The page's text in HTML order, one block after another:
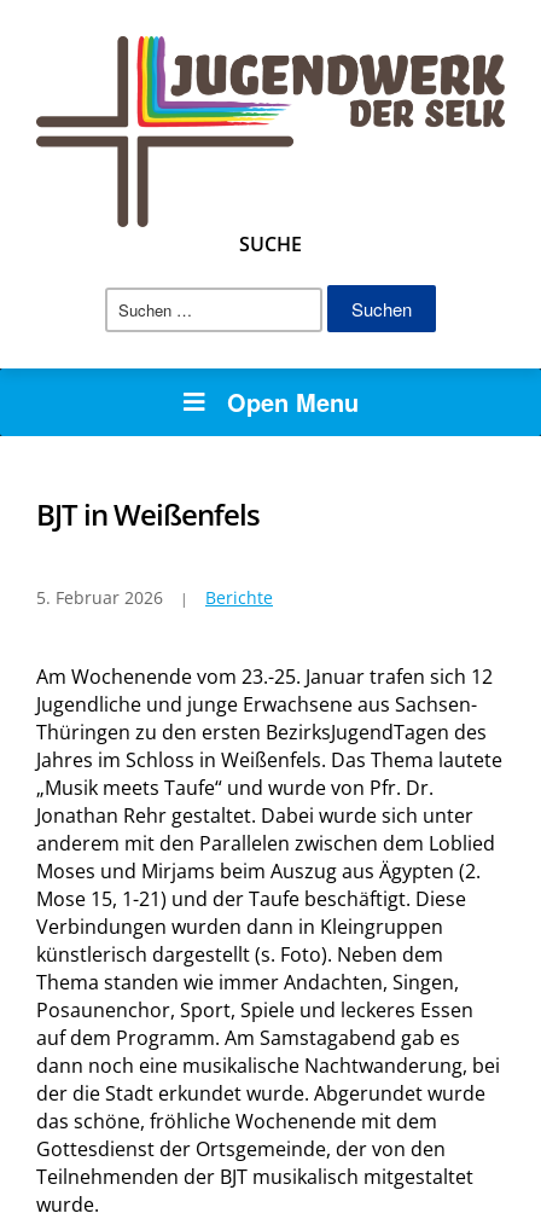
SUCHE
Suchen
Open Menu
BJT in Weißenfels
5. Februar 2026 Berichte
Am Wochenende vom 23.-25. Januar trafen sich 12
Jugendliche und junge Erwachsene aus Sachsen-
Thüringen zu den ersten BezirksJugendTagen des
Jahres im Schloss in Weißenfels. Das Thema lautete
„Musik meets Taufe“ und wurde von Pfr. Dr.
Jonathan Rehr gestaltet. Dabei wurde sich unter
anderem mit den Parallelen zwischen dem Loblied
Moses und Mirjams beim Auszug aus Ägypten (2.
Mose 15, 1-21) und der Taufe beschäftigt. Diese
Verbindungen wurden dann in Kleingruppen
künstlerisch dargestellt (s. Foto). Neben dem
Thema standen wie immer Andachten, Singen,
Posaunenchor, Sport, Spiele und leckeres Essen
auf dem Programm. Am Samstagabend gab es
dann noch eine musikalische Nachtwanderung, bei
der die Stadt erkundet wurde. Abgerundet wurde
das schöne, fröhliche Wochenende mit dem
Gottesdienst der Ortsgemeinde, der von den
Teilnehmenden der BJT musikalisch mitgestaltet
wurde.